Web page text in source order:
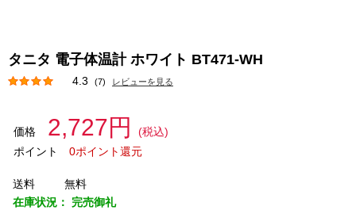
タニタ 電子体温計 ホワイト BT471-WH
4.3 (7) レビューを見る
価格 2,727円
(税込)
ポイント
0ポイント還元
送料
無料
在庫状況： 完売御礼